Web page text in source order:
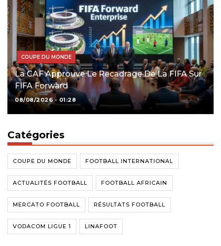
COUPE DU MONDE
La CAF Approuve Le Recadrage De La FIFA Sur
FIFA Forward
08/08/2026 - 01:28
Catégories
COUPE DU MONDE FOOTBALL INTERNATIONAL
ACTUALITÉS FOOTBALL FOOTBALL AFRICAIN
MERCATO FOOTBALL RÉSULTATS FOOTBALL
VODACOM LIGUE 1 LINAFOOT